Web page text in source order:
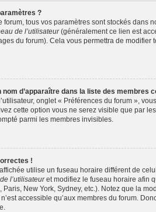
?
forum, tous vos paramètres sont stockés dans
de l’utilisateur(généralement ce lien est
du forum). Cela vous permettra de modifier
d’apparaître dans la liste des membres
onglet « Préférences du forum »,
cette option vous ne serez visible que par
parmi les membres invisibles.
!
utilise un fuseau horaire différent de
l’utilisateuret modifiez le fuseau horaire afin
Paris, New York, Sydney, etc.). Notez que la
accessible qu’aux membres du forum.